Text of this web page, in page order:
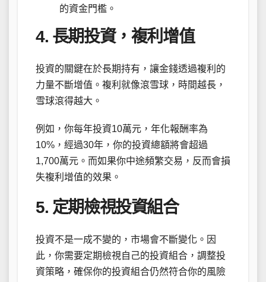
的資金門檻。
4. 長期投資，複利增值
投資的關鍵在於長期持有，讓金錢透過複利的
力量不斷增值。複利就像滾雪球，時間越長，
雪球滾得越大。
例如，你每年投資10萬元，年化報酬率為
10%，經過30年，你的投資總額將會超過
1,700萬元。而如果你中途頻繁交易，反而會損
失複利增值的效果。
5. 定期檢視投資組合
投資不是一成不變的，市場會不斷變化。因
此，你需要定期檢視自己的投資組合，調整投
資策略，確保你的投資組合仍然符合你的風險